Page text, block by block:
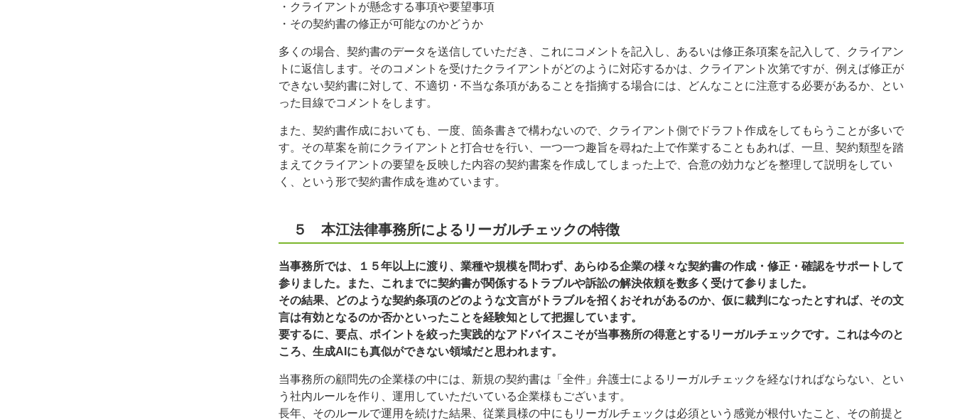
・クライアントが懸念する事項や要望事項
・その契約書の修正が可能なのかどうか
多くの場合、契約書のデータを送信していただき、これにコメントを記入し、あるいは修正条項案を記入して、クライアン
トに返信します。そのコメントを受けたクライアントがどのように対応するかは、クライアント次第ですが、例えば修正が
できない契約書に対して、不適切・不当な条項があることを指摘する場合には、どんなことに注意する必要があるか、とい
った目線でコメントをします。
また、契約書作成においても、一度、箇条書きで構わないので、クライアント側でドラフト作成をしてもらうことが多いで
す。その草案を前にクライアントと打合せを行い、一つ一つ趣旨を尋ねた上で作業することもあれば、一旦、契約類型を踏
まえてクライアントの要望を反映した内容の契約書案を作成してしまった上で、合意の効力などを整理して説明をしてい
く、という形で契約書作成を進めています。
５ 本江法律事務所によるリーガルチェックの特徴
当事務所では、１５年以上に渡り、業種や規模を問わず、あらゆる企業の様々な契約書の作成・修正・確認をサポートして
参りました。また、これまでに契約書が関係するトラブルや訴訟の解決依頼を数多く受けて参りました。
その結果、どのような契約条項のどのような文言がトラブルを招くおそれがあるのか、仮に裁判になったとすれば、その文
言は有効となるのか否かといったことを経験知として把握しています。
要するに、要点、ポイントを絞った実践的なアドバイスこそが当事務所の得意とするリーガルチェックです。これは今のと
ころ、生成AIにも真似ができない領域だと思われます。
当事務所の顧問先の企業様の中には、新規の契約書は「全件」弁護士によるリーガルチェックを経なければならない、とい
う社内ルールを作り、運用していただいている企業様もございます。
長年、そのルールで運用を続けた結果、従業員様の中にもリーガルチェックは必須という感覚が根付いたこと、その前提と